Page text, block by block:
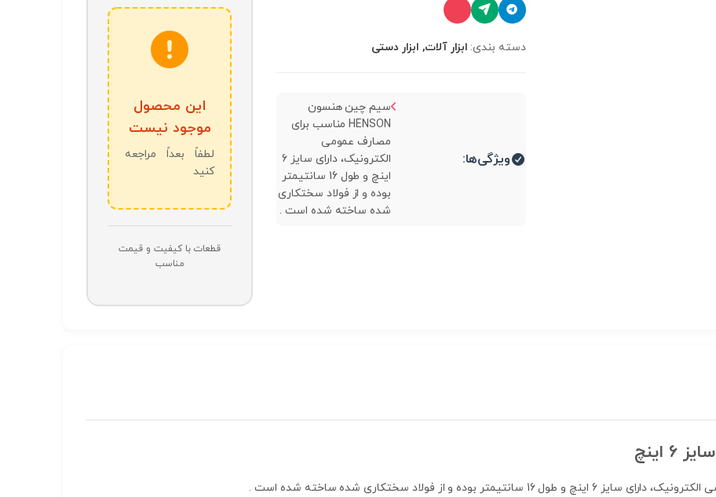
دسته بندی: ابزار آلات, ابزار دستی
ویژگی‌ها:
سیم چین هنسون
HENSON مناسب برای
مصارف عمومی
الکترونیک، دارای سایز 6
اینچ و طول 16 سانتیمتر
بوده و از فولاد سختکاری
شده ساخته شده است .
این محصول
موجود نیست
لطفاً بعداً مراجعه
کنید
قطعات با کیفیت و قیمت
مناسب
سایز 6 اینچ